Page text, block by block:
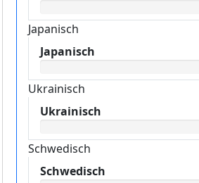
Japanisch
Japanisch
Ukrainisch
Ukrainisch
Schwedisch
Schwedisch